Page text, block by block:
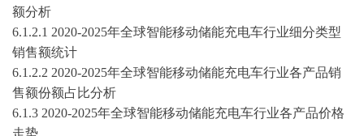
额分析
6.1.2.1 2020-2025年全球智能移动储能充电车行业细分类型
销售额统计
6.1.2.2 2020-2025年全球智能移动储能充电车行业各产品销
售额份额占比分析
6.1.3 2020-2025年全球智能移动储能充电车行业各产品价格